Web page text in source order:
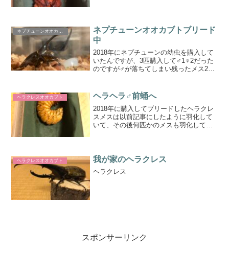
したヘラクレスからブ...
ネプチューンオオカブトブリード
中
2018年にネプチューンの幼虫を購入して
いたんですが、3匹購入して♂1♀2だった
のですが♂が落ちてしまい残ったメス2匹
リードに挑戦してみました！掛け合わせ
たオスは昨年8...
ヘラクレスオオカブト ヘラヘラ♂前蛹へ
2018年に購入してブリードしたヘラクレ
スメスは以前記事にしたように羽化して
いて、その後何匹かのメスも羽化してき
ー＾＾危うくマット交...
ヘラクレスオオカブト 我が家のヘラクレス
ヘラクレス
スポンサーリンク